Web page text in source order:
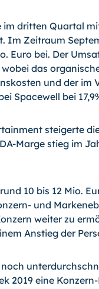
im dritten Quartal
Im Zeitraum
Euro bei. Der
das
und der im
Spacewell bei
steigerte
Marge stieg im
10 bis 12 Mio.
und
weiter zu
Anstieg der
2019 eine